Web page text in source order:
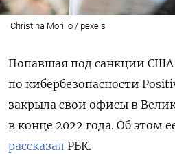
Christina Morillo / pexels
Попавшая под санкции
по кибербезопасности
закрыла свои офисы в
в конце 2022 года. Об этом
рассказал РБК.